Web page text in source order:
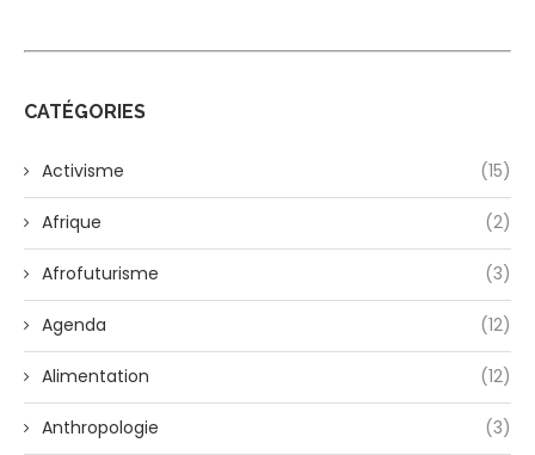
CATÉGORIES
Activisme (15)
Afrique (2)
Afrofuturisme (3)
Agenda (12)
Alimentation (12)
Anthropologie (3)